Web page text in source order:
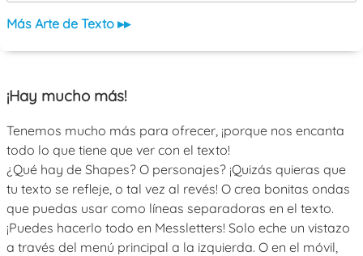
Más Arte de Texto ▸▸
¡Hay mucho más!
Tenemos mucho más para ofrecer, ¡porque nos encanta
todo lo que tiene que ver con el texto!
¿Qué hay de Shapes? O personajes? ¡Quizás quieras que
tu texto se refleje, o tal vez al revés! O crea bonitas ondas
que puedas usar como líneas separadoras en el texto.
¡Puedes hacerlo todo en Messletters! Solo eche un vistazo
a través del menú principal a la izquierda. O en el móvil,